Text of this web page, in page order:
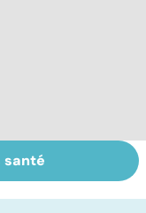
uvéite :
santé